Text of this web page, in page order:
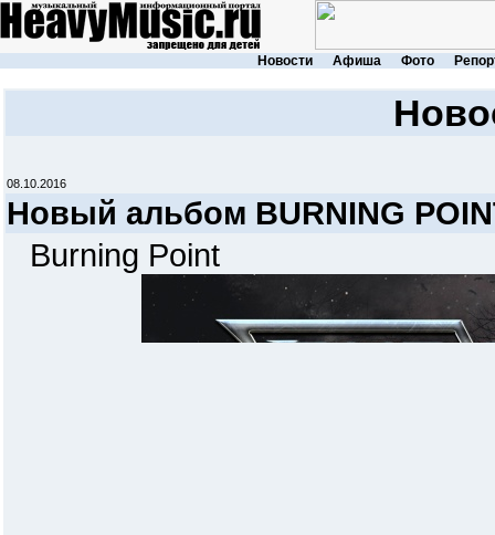
Новости Афиша Фото
08.10.2016
Новый альбом BURNING
Burning Point